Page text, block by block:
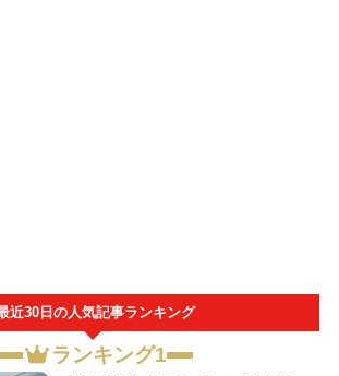
近30日の人気記事ランキング
ランキング1